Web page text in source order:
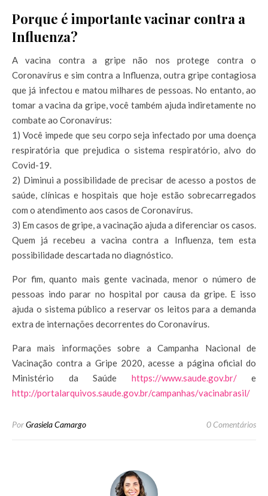
Porque é importante vacinar contra a
Influenza?
A vacina contra a gripe não nos protege contra o
Coronavírus e sim contra a Influenza, outra gripe contagiosa
que já infectou e matou milhares de pessoas. No entanto, ao
tomar a vacina da gripe, você também ajuda indiretamente no
combate ao Coronavírus:
1) Você impede que seu corpo seja infectado por uma doença
respiratória que prejudica o sistema respiratório, alvo do
Covid-19.
2) Diminui a possibilidade de precisar de acesso a postos de
saúde, clínicas e hospitais que hoje estão sobrecarregados
com o atendimento aos casos de Coronavírus.
3) Em casos de gripe, a vacinação ajuda a diferenciar os casos.
Quem já recebeu a vacina contra a Influenza, tem esta
possibilidade descartada no diagnóstico.
Por fim, quanto mais gente vacinada, menor o número de
pessoas indo parar no hospital por causa da gripe. E isso
ajuda o sistema público a reservar os leitos para a demanda
extra de internações decorrentes do Coronavírus.
Para mais informações sobre a Campanha Nacional de
Vacinação contra a Gripe 2020, acesse a página oficial do
Ministério da Saúde https://www.saude.gov.br/e
http://portalarquivos.saude.gov.br/campanhas/vacinabrasil/
PorGrasiela Camargo 0 Comentários